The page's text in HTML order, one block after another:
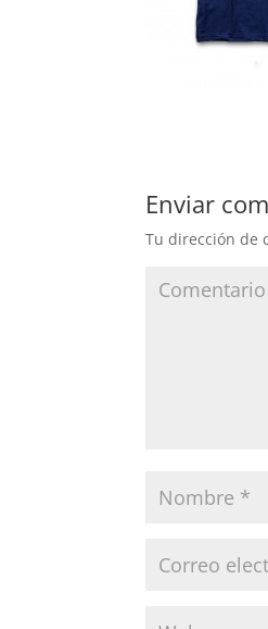
Enviar
Tu dirección de